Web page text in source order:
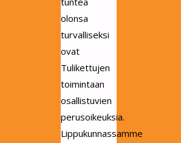
olonsa
turvalliseksi
ovat
Tulikettujen
toimintaan
osallistuvien
perusoikeuksia.
Lippukunnassamme